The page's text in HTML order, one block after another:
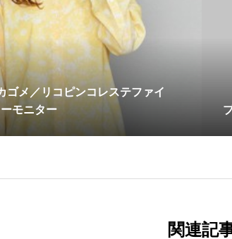
ゴメ／リコピンコレステファイ
モニター
関連記